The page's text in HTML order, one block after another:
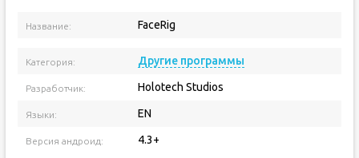
Название: FaceRig
Категория:
Другие программы
Разработчик: Holotech Studios
Языки: EN
Версия андроид: 4.3+